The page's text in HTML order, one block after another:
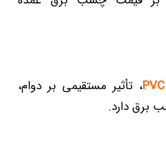
PVC، تأثیر مستقیمی بر دوام،
برق دارد.